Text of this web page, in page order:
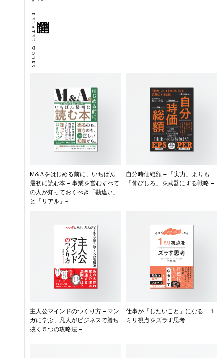
RELATED WORKS
M&Aをはじめる前に、いちばん
最初に読む本 – 事業を営むすべて
の人が知っておくべき「勘違い」
と「リアル」-
自分時価総額 – 「実力」よりも
「伸びしろ」を武器にする戦略 –
主人公マインドのつくり方 – マン
ガに学ぶ、凡人がビジネスで勝ち
抜く５つの攻略法 –
仕事が「したいこと」になる １
ミリ視点をズラす思考